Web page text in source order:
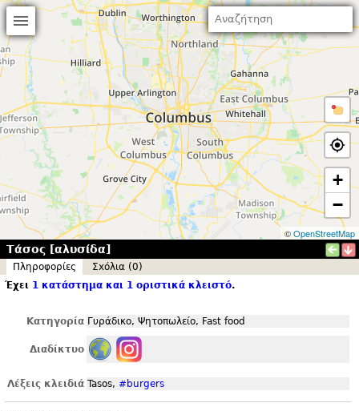
+
−
©OpenStreetMap
Τάσος [αλυσίδα]
Πληροφορίες
Σxόλια (0)
Έχει 1 κατάστημα και 1 οριστικά κλειστό.
Κατηγορία Γυράδικο, Ψητοπωλείο, Fast food
Διαδίκτυο
Λέξεις κλειδιά Tasos, #burgers